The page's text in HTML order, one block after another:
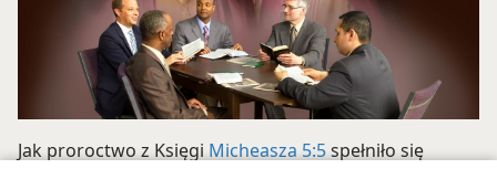
Jak proroctwo z Księgi Micheasza 5:5spełniło się